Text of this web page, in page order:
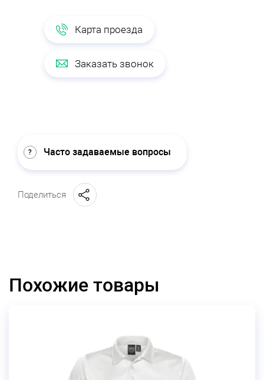
Карта проезда
Заказать звонок
Часто задаваемые вопросы
Поделиться
Похожие товары